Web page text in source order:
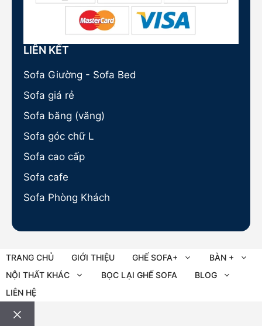
LIÊN KẾT
Sofa Giường - Sofa Bed
Sofa giá rẻ
Sofa băng (văng)
Sofa góc chữ L
Sofa cao cấp
Sofa cafe
Sofa Phòng Khách
TRANG CHỦ GIỚI THIỆU GHẾ SOFA+
BÀN +
NỘI THẤT KHÁC
BỌC LẠI GHẾ SOFA
BLOG
LIÊN HỆ